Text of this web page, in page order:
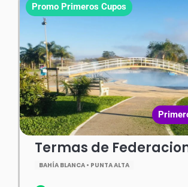
Termas de
BAHÍA BLANCA • PUNTA ALTA
Promo Primeros Cupos